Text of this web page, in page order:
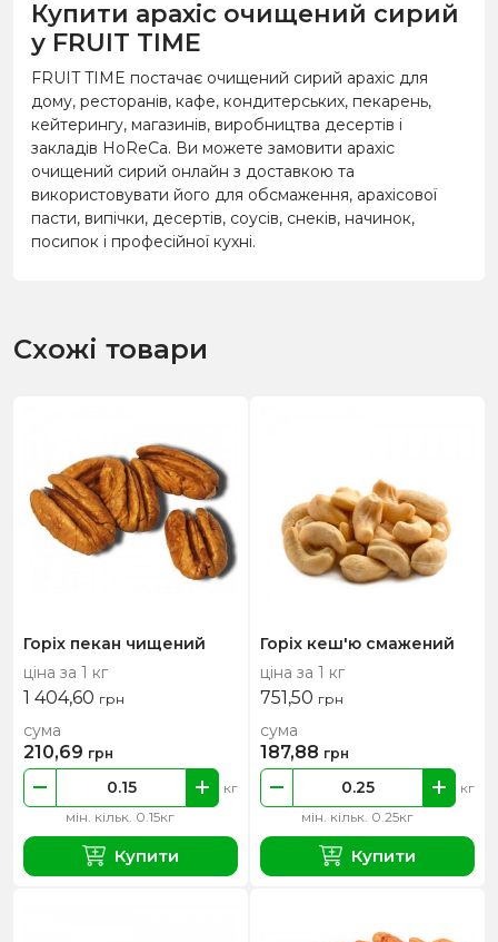
Купити арахіс очищений сирий
у FRUIT TIME
FRUIT TIME постачає очищений сирий арахіс для
дому, ресторанів, кафе, кондитерських, пекарень,
кейтерингу, магазинів, виробництва десертів і
закладів HoReCa. Ви можете замовити арахіс
очищений сирий онлайн з доставкою та
використовувати його для обсмаження, арахісової
пасти, випічки, десертів, соусів, снеків, начинок,
посипок і професійної кухні.
Схожі товари
Горіх пекан чищений
ціна за 1 кг
1 404,60 грн
мін. кільк. 0.15кг
кг
сума
210,69 грн
Купити
Горіх кеш'ю смажений
ціна за 1 кг
751,50 грн
мін. кільк. 0.25кг
кг
сума
187,88 грн
Купити